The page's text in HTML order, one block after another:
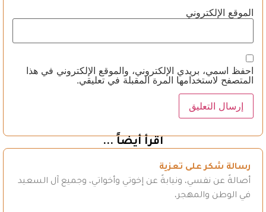
الموقع الإلكتروني
احفظ اسمي، بريدي الإلكتروني، والموقع الإلكتروني في هذا
المتصفح لاستخدامها المرة المقبلة في تعليقي.
اقرأ أيضاً ...
رسالة شكر على تعزية
أصالةً عن نفسي، ونيابةً عن إخوتي وأخواتي، وجميع آل السعيد
في الوطن والمهجر،